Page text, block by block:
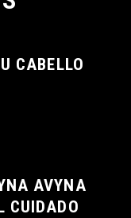
CABELLO
AVYNA
CUIDADO